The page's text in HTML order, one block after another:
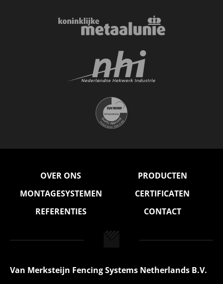
OVER ONS
PRODUCTEN
MONTAGESYSTEMEN
CERTIFICATEN
REFERENTIES
CONTACT
Van Merksteijn Fencing Systems Netherlands B.V.